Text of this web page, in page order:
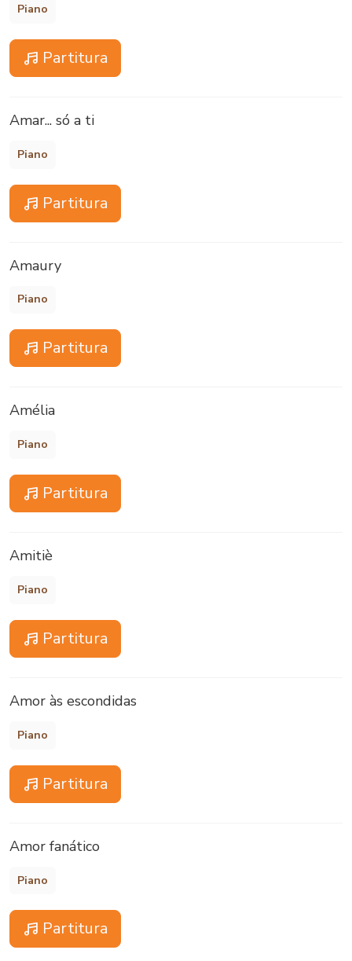
Piano
Partitura
Amar... só a ti
Piano
Partitura
Amaury
Piano
Partitura
Amélia
Piano
Partitura
Amitiè
Piano
Partitura
Amor às escondidas
Piano
Partitura
Amor fanático
Piano
Partitura